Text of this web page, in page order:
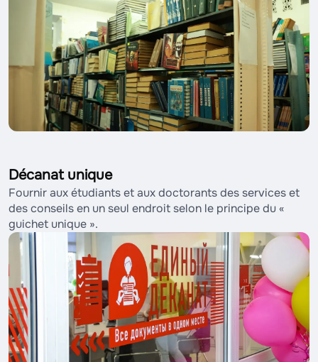
Décanat unique
Fournir aux étudiants et aux doctorants des services et
des conseils en un seul endroit selon le principe du «
guichet unique ».